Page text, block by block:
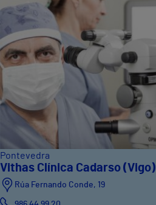
Pontevedra
Vithas Clínica Cadarso (Vigo)
Rúa Fernando Conde, 19